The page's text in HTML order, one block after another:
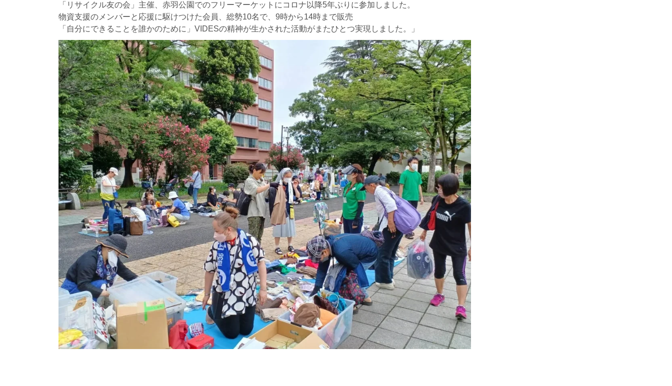
「リサイクル友の会」主催、赤羽公園でのフリーマーケットにコロナ以降5年ぶりに参加しました。
物資支援のメンバーと応援に駆けつけた会員、総勢10名で、9時から14時まで販売
「自分にできることを誰かのために」VIDESの精神が生かされた活動がまたひとつ実現しました。」